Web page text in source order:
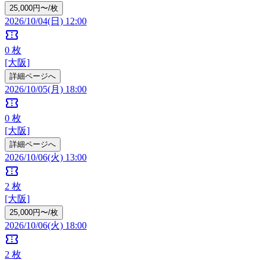
25,000円〜/枚
2026/10/04(日) 12:00
confirmation_number
0 枚
[大阪]
詳細ページへ
2026/10/05(月) 18:00
confirmation_number
0 枚
[大阪]
詳細ページへ
2026/10/06(火) 13:00
confirmation_number
2 枚
[大阪]
25,000円〜/枚
2026/10/06(火) 18:00
confirmation_number
2 枚